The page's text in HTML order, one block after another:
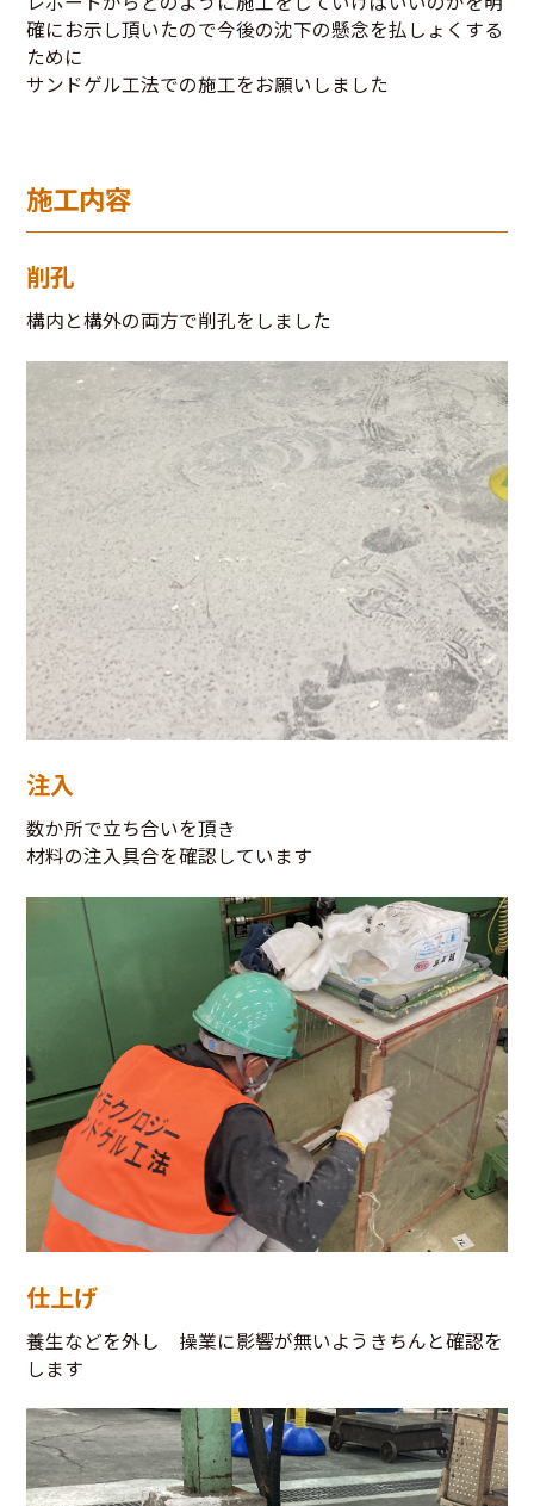
確にお示し頂いたので今後の沈下の懸念を払しょくする
ために
サンドゲル工法での施工をお願いしました
施工内容
削孔
構内と構外の両方で削孔をしました
注入
数か所で立ち合いを頂き
材料の注入具合を確認しています
仕上げ
養生などを外し 操業に影響が無いようきちんと確認を
します